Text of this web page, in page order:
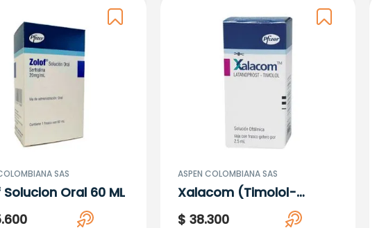
SAS
Solucion Oral 60 ML
.600
ASPEN COLOMBIANA SAS
Xalacom (Timolol-
Latanopr) X 2.5ML
$ 38.300